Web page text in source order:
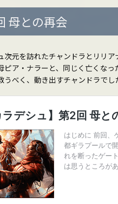
母との再会
次元を訪れたチャンドラとリリ
ピア・ナラーと、同じく亡くな
うべく、動き出すチャンドラで